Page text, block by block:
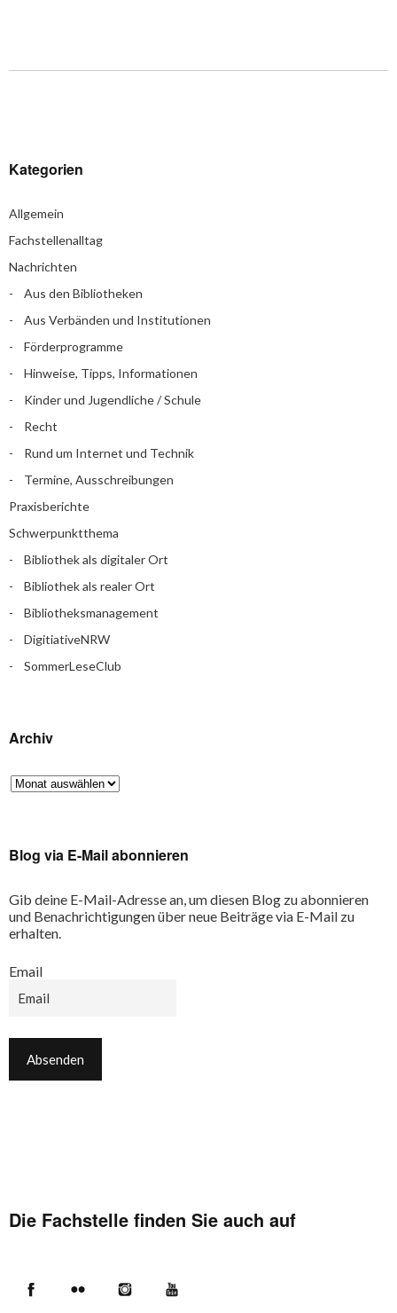
Kategorien
Allgemein
Fachstellenalltag
Nachrichten
Aus den Bibliotheken
Aus Verbänden und Institutionen
Förderprogramme
Hinweise, Tipps, Informationen
Kinder und Jugendliche / Schule
Recht
Rund um Internet und Technik
Termine, Ausschreibungen
Praxisberichte
Schwerpunktthema
Bibliothek als digitaler Ort
Bibliothek als realer Ort
Bibliotheksmanagement
DigitiativeNRW
SommerLeseClub
Archiv
Blog via E-Mail abonnieren
Gib deine E-Mail-Adresse an, um diesen Blog zu abonnieren
und Benachrichtigungen über neue Beiträge via E-Mail zu
erhalten.
Email
Die Fachstelle finden Sie auch auf